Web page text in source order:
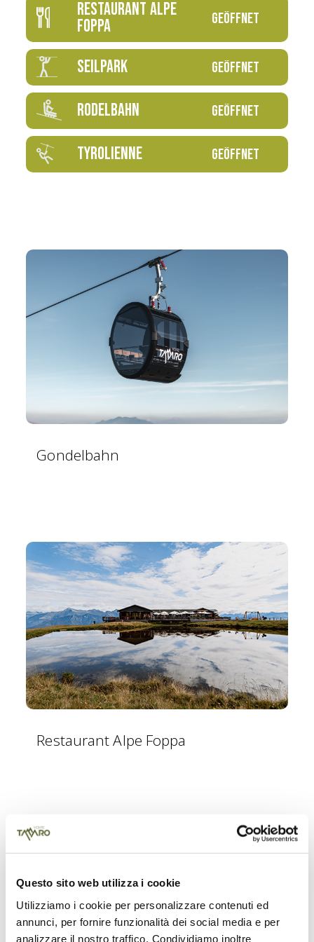
Questo sito web utilizza i cookie
Utilizziamo i cookie per personalizzare contenuti ed
annunci, per fornire funzionalità dei social media e per
analizzare il nostro traffico. Condividiamo inoltre
RESTAURANT ALPE
FOPPA
GEÖFFNET
SEILPARK GEÖFFNET
RODELBAHN GEÖFFNET
TYROLIENNE GEÖFFNET
Gondelbahn
Restaurant Alpe Foppa